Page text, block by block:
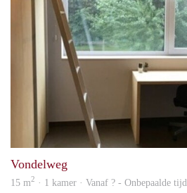
Vondelweg
15 m2 · 1 kamer · Vanaf ? - Onbepaalde tijd